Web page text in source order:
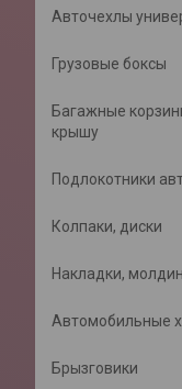
Авточехлы
Грузовые боксы
Багажные
крышу
Подлокотники
Колпаки, диски
Накладки,
Автомобильные
Брызговики